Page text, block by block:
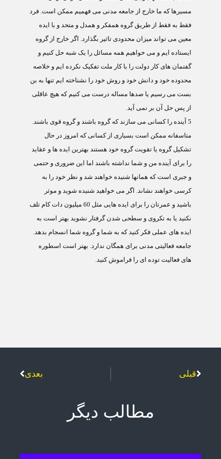
مسیرها که ما خارج از جامعه مدنی می فهمیم ممکن است. فرد
فقط به فقط از طریق گروه همفکر و همدل و متحد و با ایده
معین می تواند میزان محدودی تاثیر بگذارد. اگر خارج از گروه
ایستاده ایم و می خواهیم همه مسائل را یک شبه حل کنیم و
گفتمان های کار دولت را با کار ملت تفکیک نکرده ایم و خلاصه
محدوده خود و دانش خود و روش خود را نشناخته ایم تنها به بن
بست می رسیم یا صدها مساله درست می کنیم که هیچ عاقلی
از پس حل آن بر نمی آید.
5 آینده را کسانی می سازند که گروه باشند و گروه قوی باشند.
متاسفانه ممکن است بسیاری از کسانی که امروز در حال
تشکیل گروه یا تقویت گروه خود هستند بهترین ایده ها و عقاید
را برای آینده من و شما نداشته باشند اما این ضروری و حتمی
و جبری است که همانها شنیده خواهند شد و نظر خود را به
کرسی خواهند نشاند. اگر می خواهید شنیده شوید و موثر
باشید و عمرتان را برای ایده هایی مثل 60 میلیون دات کام تلف
نکنید یا به تکروی و سطحی شدن گرفتار نشوید بهتر است به
ایده های عملی فکر کنید که به شما و گروه شما انسجام بدهد.
جامعه فعالیتی مدنی برای همگان ندارد. بهتر است اسطوره
های فعالیت توده ای را فراموش کنید.
قبلی بعدی
مطالب دیگر